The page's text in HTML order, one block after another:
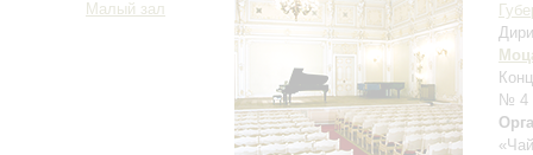
Малый зал
№ 4